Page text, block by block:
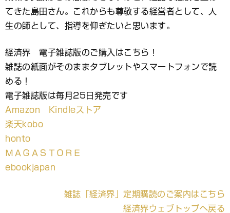
てきた島田さん。これからも尊敬する経営者として、人
生の師として、指導を仰ぎたいと思います。
経済界 電子雑誌版のご購入はこちら！
雑誌の紙面がそのままタブレットやスマートフォンで読
める！
電子雑誌版は毎月25日発売です
Amazon Kindleストア
楽天kobo
honto
ＭＡＧＡＳＴＯＲＥ
ebookjapan
雑誌「経済界」定期購読のご案内はこちら
経済界ウェブトップへ戻る